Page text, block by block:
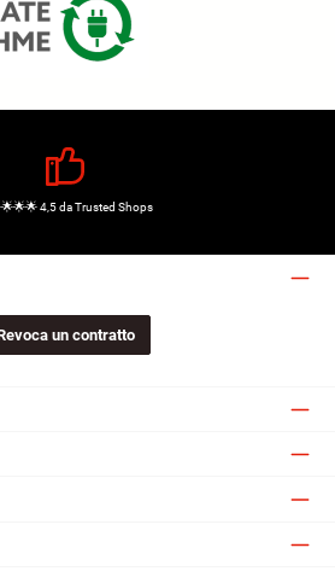
4,5 da Trusted Shops
un contratto